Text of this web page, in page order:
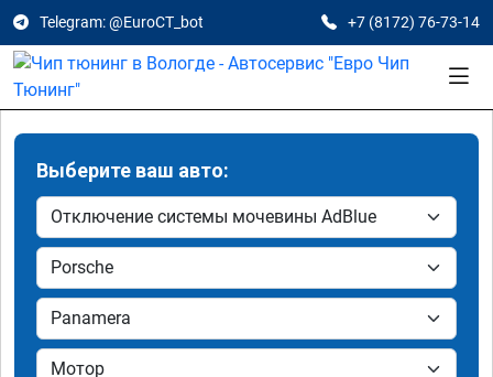
Telegram: @EuroCT_bot +7 (8172) 76-73-14
Выберите ваш авто: